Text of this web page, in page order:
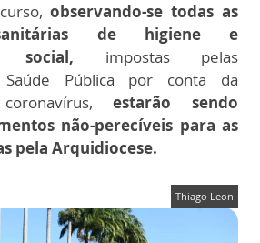
observando-se todas as
de higiene e
social, impostas pelas
Pública por conta da
estarão sendo
não-perecíveis para as
pela Arquidiocese.
Thiago Leon